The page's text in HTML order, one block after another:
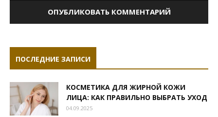
ПОСЛЕДНИЕ ЗАПИСИ
КОСМЕТИКА ДЛЯ ЖИРНОЙ КОЖИ
ЛИЦА: КАК ПРАВИЛЬНО ВЫБРАТЬ УХОД
04.09.2025